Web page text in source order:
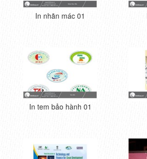
In nhãn mác 01
In tem bảo hành 01